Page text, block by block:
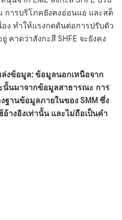
การบริโภคยังคงอ่อนแอ และสต็
ง ทำให้แรงกดดันต่อการปรับตัว
คาดว่าสังกะสี SHFE จะยังคง
งข้อมูล: ข้อมูลนอกเหนือจาก
นั้นมาจากข้อมูลสาธารณะ การ
ฐานข้อมูลภายในของ SMM ซึ่ง
อ้างอิงเท่านั้น และไม่ถือเป็นคำ